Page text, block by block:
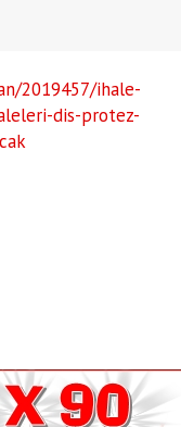
2019457/ihale-
dis-protez-